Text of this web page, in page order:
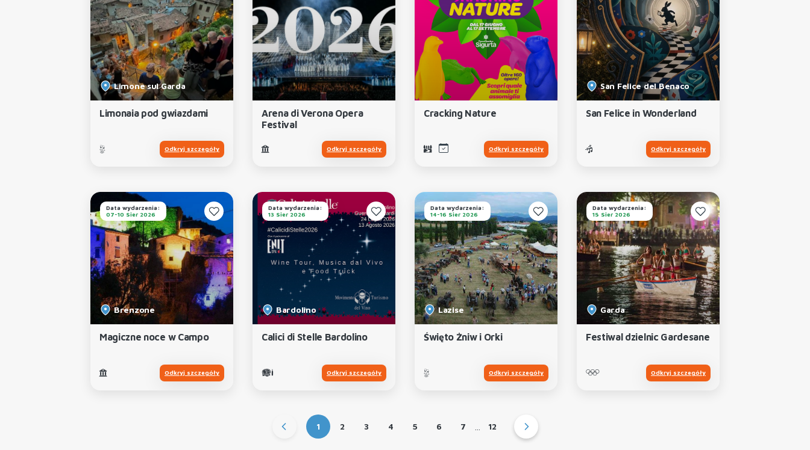
Limone sul Garda
Limonaia pod gwiazdami
Odkryj szczegóły
Arena di Verona Opera
Festival
Odkryj szczegóły
Cracking Nature
Odkryj szczegóły
San Felice del Benaco
San Felice in Wonderland
Odkryj szczegóły
Data wydarzenia:
07-10 Sier 2026
Brenzone
Magiczne noce w Campo
Odkryj szczegóły
Data wydarzenia:
13 Sier 2026
Bardolino
Calici di Stelle Bardolino
Odkryj szczegóły
Data wydarzenia:
14-16 Sier 2026
Lazise
Święto Żniw i Orki
Odkryj szczegóły
Data wydarzenia:
15 Sier 2026
Garda
Festiwal dzielnic Gardesane
Odkryj szczegóły
1 2 3 4 5 6 7 12